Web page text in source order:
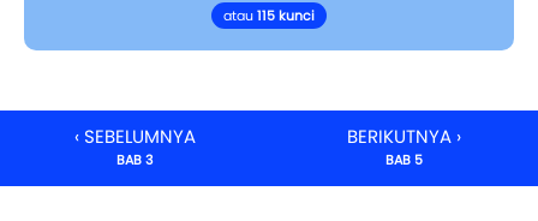
atau115 kunci
‹ SEBELUMNYA
BAB 3
BERIKUTNYA ›
BAB 5